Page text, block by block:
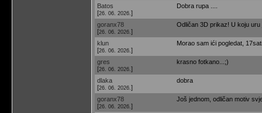
Batos
[26. 06. 2026. ]
Dobra rupa ....
goranx78
[26. 06. 2026. ]
Odličan 3D prikaz! U koju
klun
[26. 06. 2026. ]
Morao sam ići pogledat,
gres
[26. 06. 2026. ]
krasno fotkano...;)
dlaka
[26. 06. 2026. ]
dobra
goranx78
[26. 06. 2026. ]
Još jednom, odličan motiv